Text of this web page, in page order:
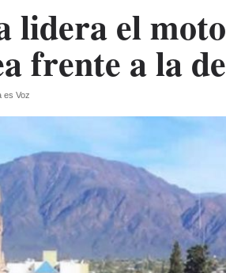
lidera el
frente a la
es Voz